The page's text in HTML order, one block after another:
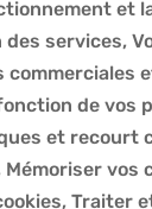
et
services,
commerciales
de vos
et recourt
vos
Traiter